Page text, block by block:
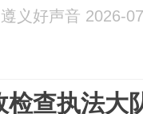
遵义好声音 2026-
检查执法大